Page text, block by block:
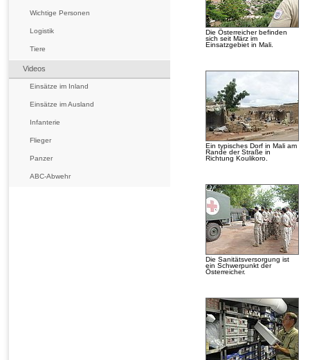
Wichtige Personen
Logistik
Tiere
Videos
Einsätze im Inland
Einsätze im Ausland
Infanterie
Flieger
Panzer
ABC-Abwehr
Die Österreicher befinden
sich seit März im
Einsatzgebiet in Mali.
Ein typisches Dorf in Mali am
Rande der Straße in
Richtung Koulikoro.
Die Sanitätsversorgung ist
ein Schwerpunkt der
Österreicher.